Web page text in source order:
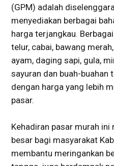
(GPM) adalah
menyediakan berbagai
harga terjangkau.
telur, cabai, bawang
ayam, daging sapi, gula,
sayuran dan buah-
dengan harga yang lebih
pasar.
Kehadiran pasar murah
besar bagi masyarakat
membantu meringankan